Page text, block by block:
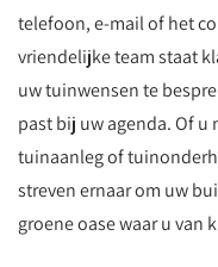
telefoon, e-mail of het
vriendelijke team staat
uw tuinwensen te
past bij uw agenda. Of
tuinaanleg of
streven ernaar om uw
groene oase waar u van